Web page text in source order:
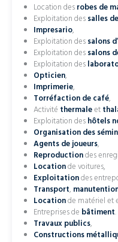
Location desrobes de
Exploitation dessalles
Impresario,
Exploitation dessalons
Exploitation dessalons
Exploitation des
Opticien,
Imprimerie,
Torréfaction de café,
Activité thermaleet
Exploitation deshôtels
Organisation des
Agents de joueurs,
Reproductiondes
Locationde voitures,
Exploitationdes
Transport,
Locationde matériel et
Entreprises de bâtiment.
Travaux publics,
Constructions